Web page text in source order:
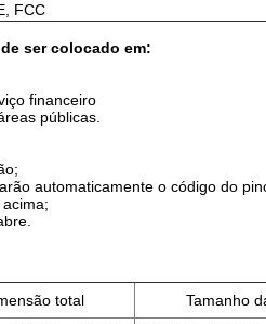
FCC
ser colocado em:
financeiro
públicas.
automaticamente o código do
total Tamanho